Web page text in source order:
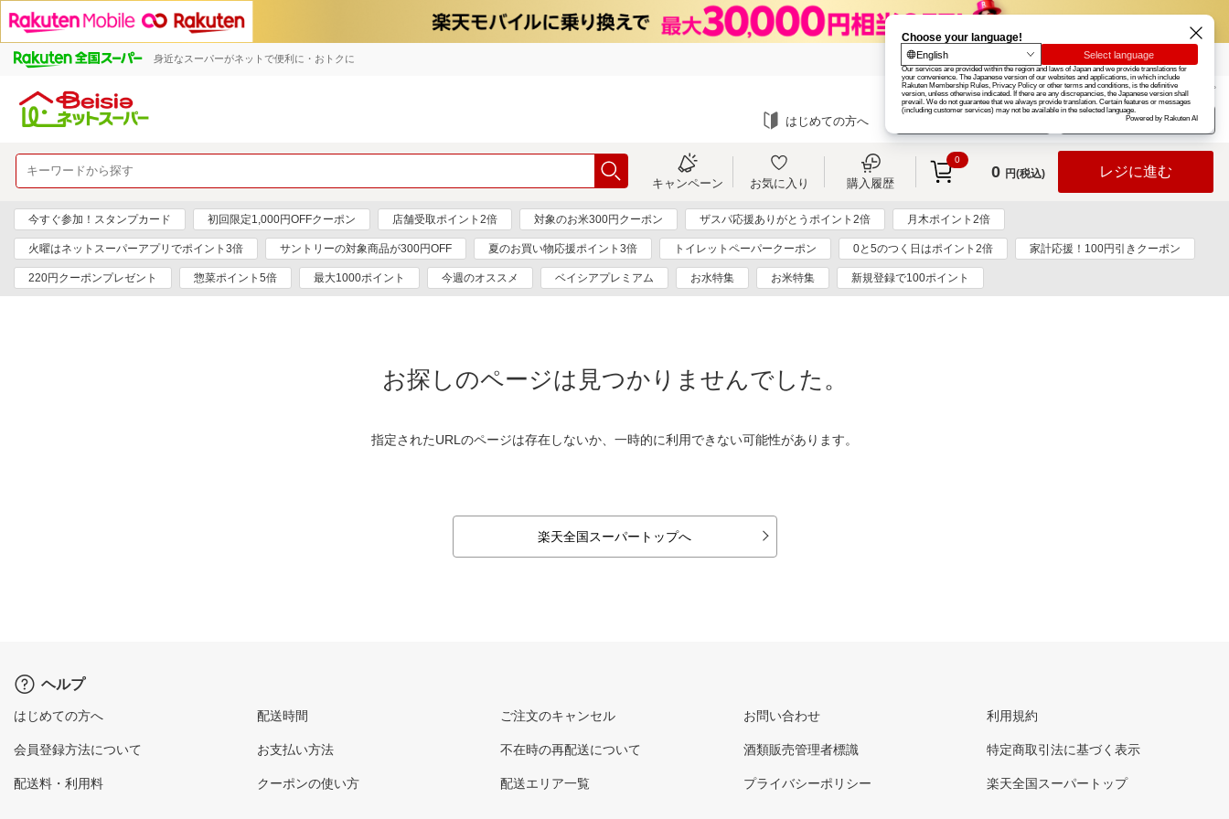
身近なスーパーがネットで便利に・おトクに 楽天グループ カード
お知らせ ヘルプ
はじめての方へ ログイン
キャンペーン お気に入り 購入履歴
0
0 円(税込) レジに進む
今すぐ参加！スタンプカード 初回限定1,000円OFFクーポン 店舗受取ポイント2倍 対象のお米300円クーポン ザスパ応援ありがとうポイント2倍 月木ポイント2倍
火曜はネットスーパーアプリでポイント3倍 サントリーの対象商品が300円OFF 夏のお買い物応援ポイント3倍 トイレットペーパークーポン 0と5のつく日はポイント2倍 家計応援！100円引きクーポン
220円クーポンプレゼント 惣菜ポイント5倍 最大1000ポイント 今週のオススメ ベイシアプレミアム お水特集 お米特集 新規登録で100ポイント
お探しのページは見つかりませんでした。
指定されたURLのページは存在しないか、一時的に利用できない可能性があります。
楽天全国スーパートップへ
ヘルプ
はじめての方へ
会員登録方法について
配送料・利用料
配送時間
お支払い方法
クーポンの使い方
ご注文のキャンセル
不在時の再配送について
配送エリア一覧
お問い合わせ
酒類販売管理者標識
プライバシーポリシー
利用規約
特定商取引法に基づく表示
楽天全国スーパートップ